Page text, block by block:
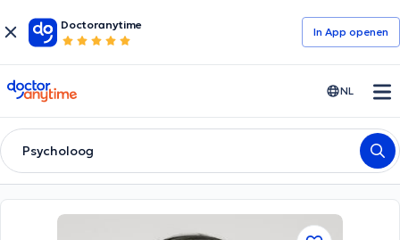
Doctoranytime
In App openen
doctoranytime NL
Psycholoog